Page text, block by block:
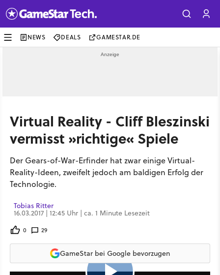
NEWS DEALS GAMESTAR.DE
Virtual Reality - Cliff Bleszinski
vermisst »richtige« Spiele
Der Gears-of-War-Erfinder hat zwar einige Virtual-
Reality-Ideen, zweifelt jedoch am baldigen Erfolg der
Technologie.
Tobias Ritter
16.03.2017 | 12:45 Uhr | ca. 1 Minute Lesezeit
0 29
GameStar bei Google bevorzugen
14:05